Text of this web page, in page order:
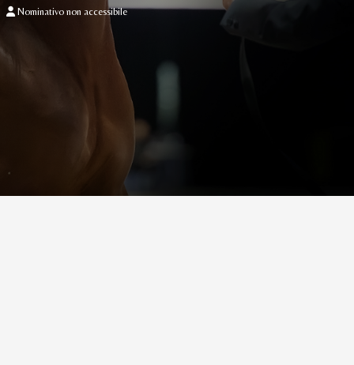
Nominativo non accessibile